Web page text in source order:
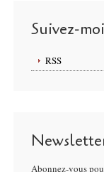
Suivez-moi
RSS
Abonnez-vous